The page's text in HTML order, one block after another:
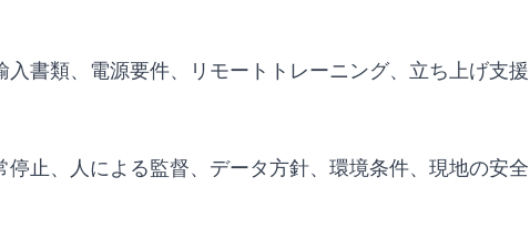
書類、電源要件、リモートトレーニング、立ち上げ支
止、人による監督、データ方針、環境条件、現地の安